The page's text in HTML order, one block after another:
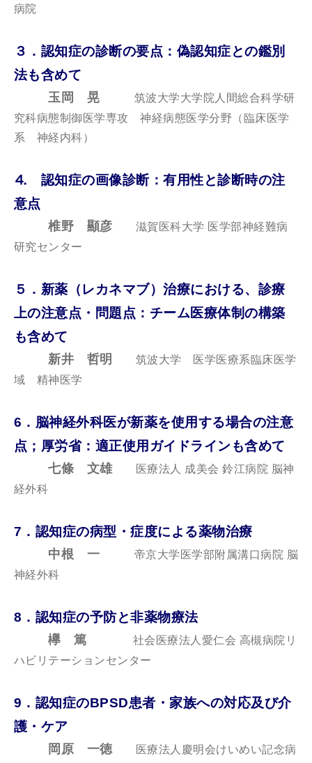
病院
３．認知症の診断の要点：偽認知症との鑑別
法も含めて
玉岡 晃 筑波大学大学院人間総合科学研
究科病態制御医学専攻 神経病態医学分野（臨床医学
系 神経内科）
⒋ 認知症の画像診断：有用性と診断時の注
意点
椎野 顯彦 滋賀医科大学 医学部神経難病
研究センター
５．新薬（レカネマブ）治療における、診療
上の注意点・問題点：チーム医療体制の構築
も含めて
新井 哲明
筑波大学 医学医療系臨床医学
域 精神医学
6．脳神経外科医が新薬を使用する場合の注意
点；厚労省：適正使用ガイドラインも含めて
七條 文雄医療法人 成美会 鈴江病院 脳神
経外科
7．認知症の病型・症度による薬物治療
中根 一 帝京大学医学部附属溝口病院 脳
神経外科
8．認知症の予防と非薬物療法
欅 篤 社会医療法人愛仁会 高槻病院リ
ハビリテーションセンター
9．認知症のBPSD患者・家族への対応及び介
護・ケア
岡原 一徳医療法人慶明会けいめい記念病